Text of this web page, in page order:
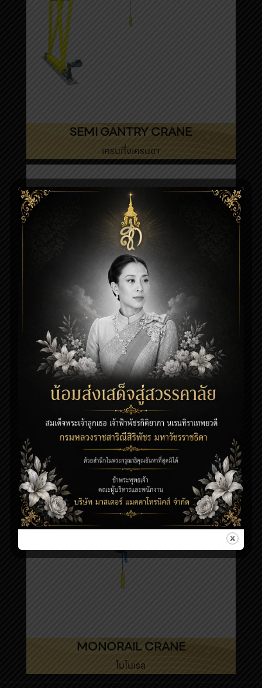
SEMI GANTRY CRANE
เครนกึ่งเครนขา
JIB CRANE
เครนแขนหมุน
MONORAIL CRANE
โมโนเรล